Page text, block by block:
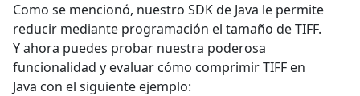
Como se mencionó, nuestro SDK de Java le permite
reducir mediante programación el tamaño de TIFF.
Y ahora puedes probar nuestra poderosa
funcionalidad y evaluar cómo comprimir TIFF en
Java con el siguiente ejemplo: